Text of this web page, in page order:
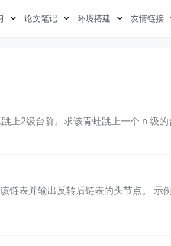
论文笔记 环境搭建 友情链接
跳上2级台阶。求该青蛙跳上一个 n 级
链表并输出反转后链表的头节点。 示